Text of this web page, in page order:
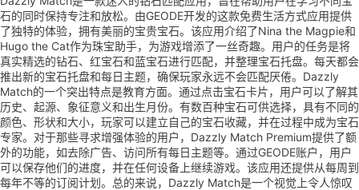
石的同时保持专注和放松。由GEODE开发的这款免费生活方式应用提供
了独特的体验，拥有美丽的宝贵宝石。该应用介绍了Nina the Magpie和
Hugo the Cat作为珠宝助手，为游戏增添了一丝奇趣。用户的任务是将
真实精选的钻石、红宝石和蓝宝石进行匹配，并整理宝石托盘。每天都会
推出新的宝石托盘和每日主题，确保玩家永远不会匹配厌倦。Dazzly
Match的一个突出特点是教育方面。通过点击宝石卡片，用户可以了解其
历史、起源、象征意义和出生月份。有数百种宝石可供选择，具有不同的
颜色、形状和大小，玩家可以建立自己的宝石收藏，并在过程中成为宝石
专家。对于那些寻求增强体验的用户，Dazzly Match Premium提供了额
外的功能，如去除广告、访问所有每日主题等。通过GEODE账户，用户
可以保存他们的进度，并在任何设备上继续游戏。该应用还提供从每周到
每年不等的订阅计划。总的来说，Dazzly Match是一个视觉上令人惊叹